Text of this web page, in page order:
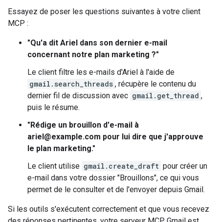
Essayez de poser les questions suivantes à votre client
MCP :
"Qu'a dit Ariel dans son dernier e-mail
concernant notre plan marketing ?"
Le client filtre les e-mails d'Ariel à l'aide de
gmail.search_threads , récupère le contenu du
dernier fil de discussion avec gmail.get_thread ,
puis le résume.
"Rédige un brouillon d'e-mail à
ariel@example.com pour lui dire que j'approuve
le plan marketing."
Le client utilise gmail.create_draft pour créer un
e-mail dans votre dossier "Brouillons", ce qui vous
permet de le consulter et de l'envoyer depuis Gmail.
Si les outils s'exécutent correctement et que vous recevez